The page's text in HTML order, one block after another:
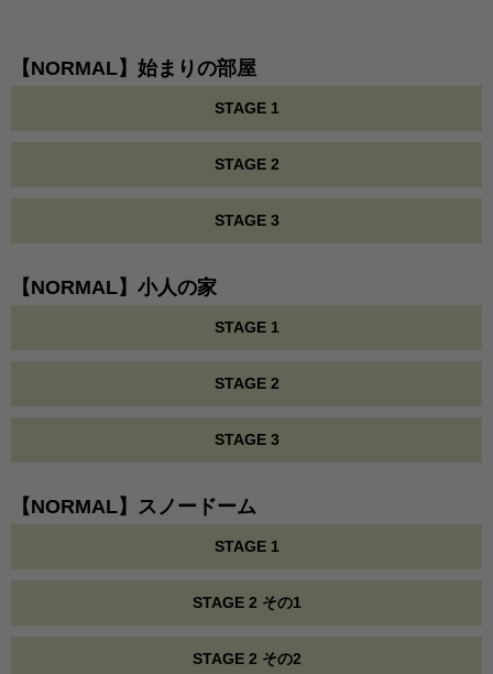
【NORMAL】始まりの部屋
STAGE 1
STAGE 2
STAGE 3
【NORMAL】小人の家
STAGE 1
STAGE 2
STAGE 3
【NORMAL】スノードーム
STAGE 1
STAGE 2 その1
STAGE 2 その2